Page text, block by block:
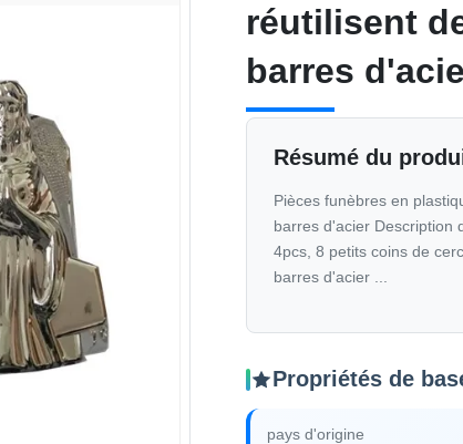
réutilisent
barres
Résumé du
Pièces funèbres en
barres d'acier Description
4pcs, 8 petits coins de
barres d'acier ...
Propriétés de
pays d'origine